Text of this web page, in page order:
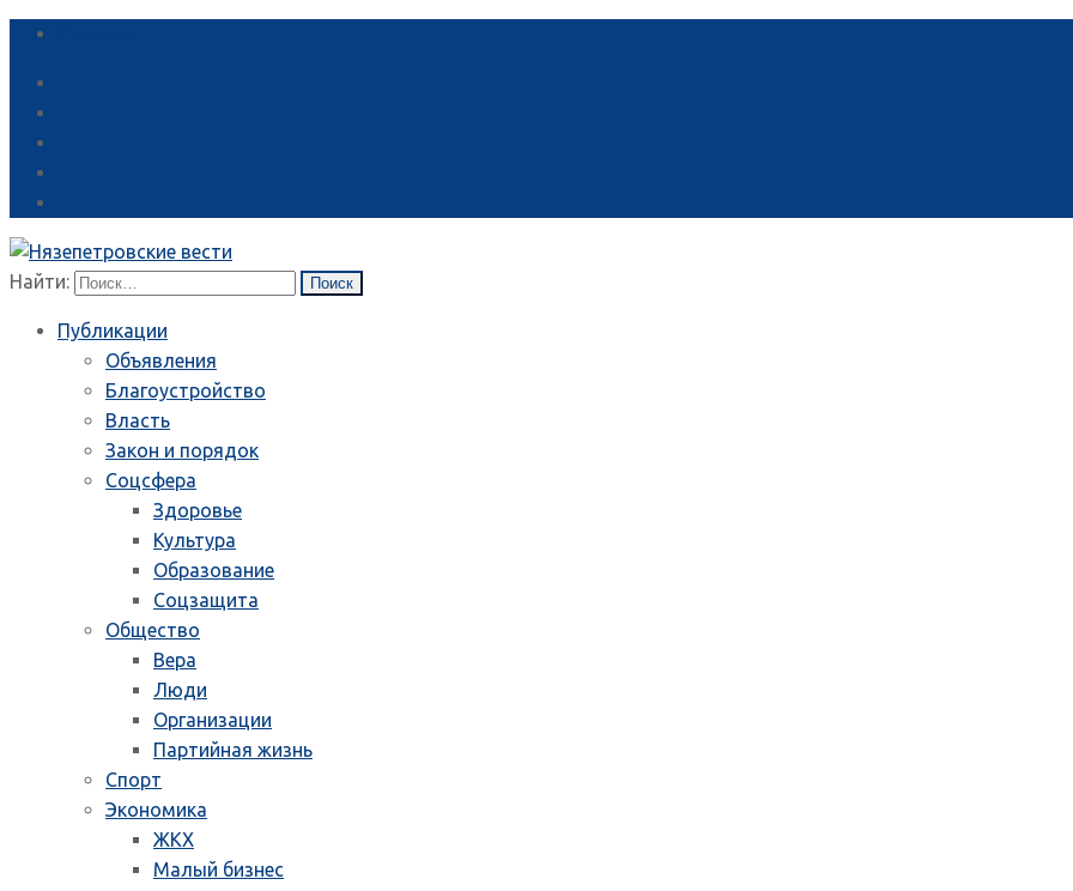
Найти:
Публикации
Объявления
Благоустройство
Власть
Закон и порядок
Соцсфера
Здоровье
Культура
Образование
Соцзащита
Общество
Вера
Люди
Организации
Партийная жизнь
Спорт
Экономика
ЖКХ
Малый бизнес